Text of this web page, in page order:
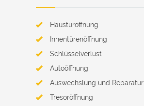
Haustüröffnung
Innentürenöffnung
Schlüsselverlust
Autoöffnung
Auswechslung und Reparatur
Tresoröffnung